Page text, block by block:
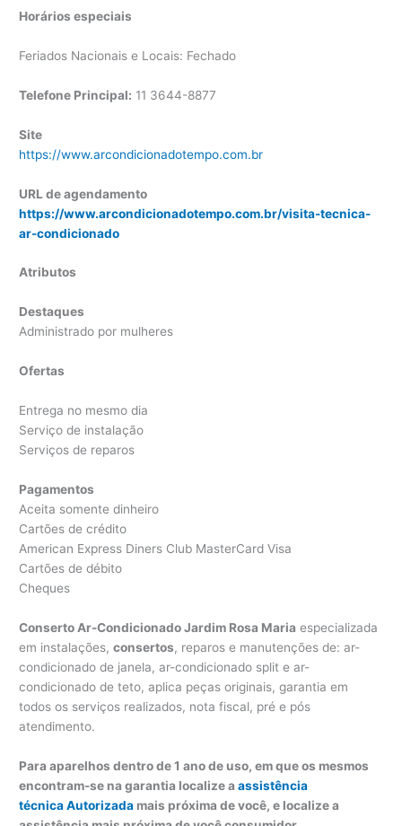
Horários especiais
Feriados Nacionais e Locais: Fechado
Telefone Principal: 11 3644-8877
Site
https://www.arcondicionadotempo.com.br
URL de agendamento
https://www.arcondicionadotempo.com.br/visita-tecnica-
ar-condicionado
Atributos
Destaques
Administrado por mulheres
Ofertas
Entrega no mesmo dia
Serviço de instalação
Serviços de reparos
Pagamentos
Aceita somente dinheiro
Cartões de crédito
American Express Diners Club MasterCard Visa
Cartões de débito
Cheques
Conserto Ar-Condicionado Jardim Rosa Maria especializada
em instalações,consertos, reparos e manutenções de: ar-
condicionado de janela, ar-condicionado split e ar-
condicionado de teto, aplica peças originais, garantia em
todos os serviços realizados, nota fiscal, pré e pós
atendimento.
Para aparelhos dentro de 1 ano de uso, em que os mesmos
encontram-se na garantia localize aassistência
técnica Autorizada mais próxima de você, e localize a